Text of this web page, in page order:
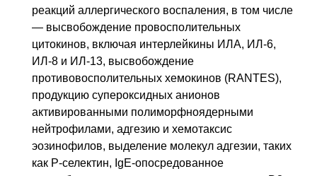
реакций аллергического воспаления, в том числе
— высвобождение провосполительных
цитокинов, включая интерлейкины ИЛА, ИЛ-6,
ИЛ-8 и ИЛ-13, высвобождение
противовосполительных хемокинов (RANTES),
продукцию супероксидных анионов
активированными полиморфноядерными
нейтрофилами, адгезию и хемотаксис
эозинофилов, выделение молекул адгезии, таких
как Р-селектин, IgE-опосредованное